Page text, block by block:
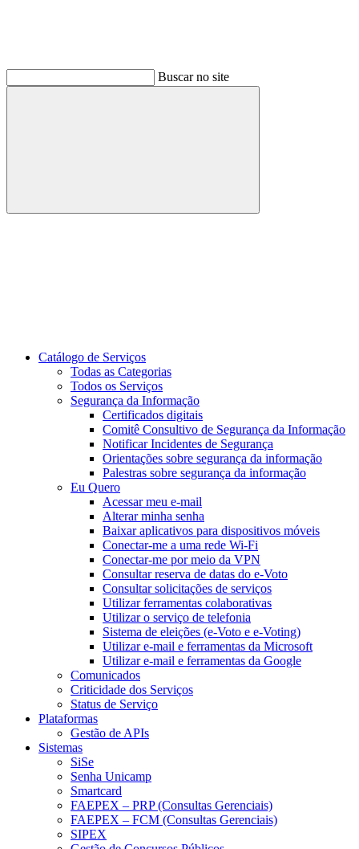
Buscar no site
Buscar
Catálogo de Serviços
Todas as Categorias
Todos os Serviços
Segurança da Informação
Certificados digitais
Comitê Consultivo de Segurança da Informação
Notificar Incidentes de Segurança
Orientações sobre segurança da informação
Palestras sobre segurança da informação
Eu Quero
Acessar meu e-mail
Alterar minha senha
Baixar aplicativos para dispositivos móveis
Conectar-me a uma rede Wi-Fi
Conectar-me por meio da VPN
Consultar reserva de datas do e-Voto
Consultar solicitações de serviços
Utilizar ferramentas colaborativas
Utilizar o serviço de telefonia
Sistema de eleições (e-Voto e e-Voting)
Utilizar e-mail e ferramentas da Microsoft
Utilizar e-mail e ferramentas da Google
Comunicados
Criticidade dos Serviços
Status de Serviço
Plataformas
Gestão de APIs
Sistemas
SiSe
Senha Unicamp
Smartcard
FAEPEX – PRP (Consultas Gerenciais)
FAEPEX – FCM (Consultas Gerenciais)
SIPEX